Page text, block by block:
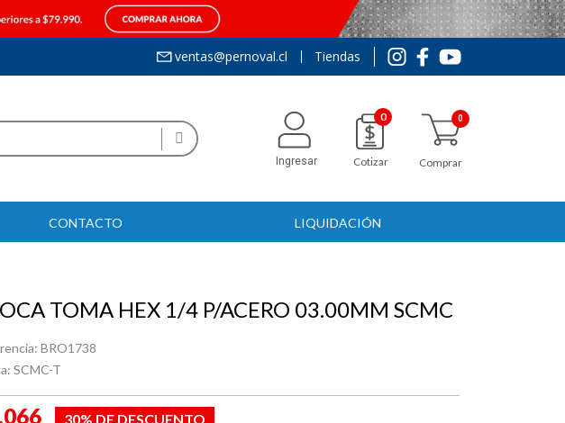
ventas@pernoval.cl Tiendas
Ingresar
0
Cotizar Comprar
CONTACTO LIQUIDACIÓN
TOMA HEX 1/4 P/ACERO 03.00MM SCMC
BRO1738
SCMC-T
30% DE DESCUENTO